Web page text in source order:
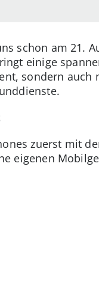
schon am 21.
einige
sondern
zuerst mit
eigenen